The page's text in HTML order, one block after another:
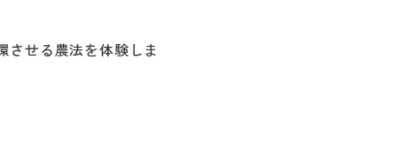
させる農法を体験しま